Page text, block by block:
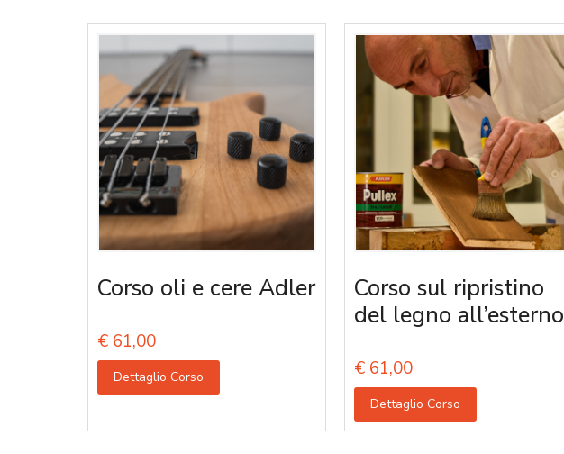
Corso oli e cere Adler
€ 61,00
Dettaglio Corso
Corso sul ripristino
del legno all’esterno
€ 61,00
Dettaglio Corso